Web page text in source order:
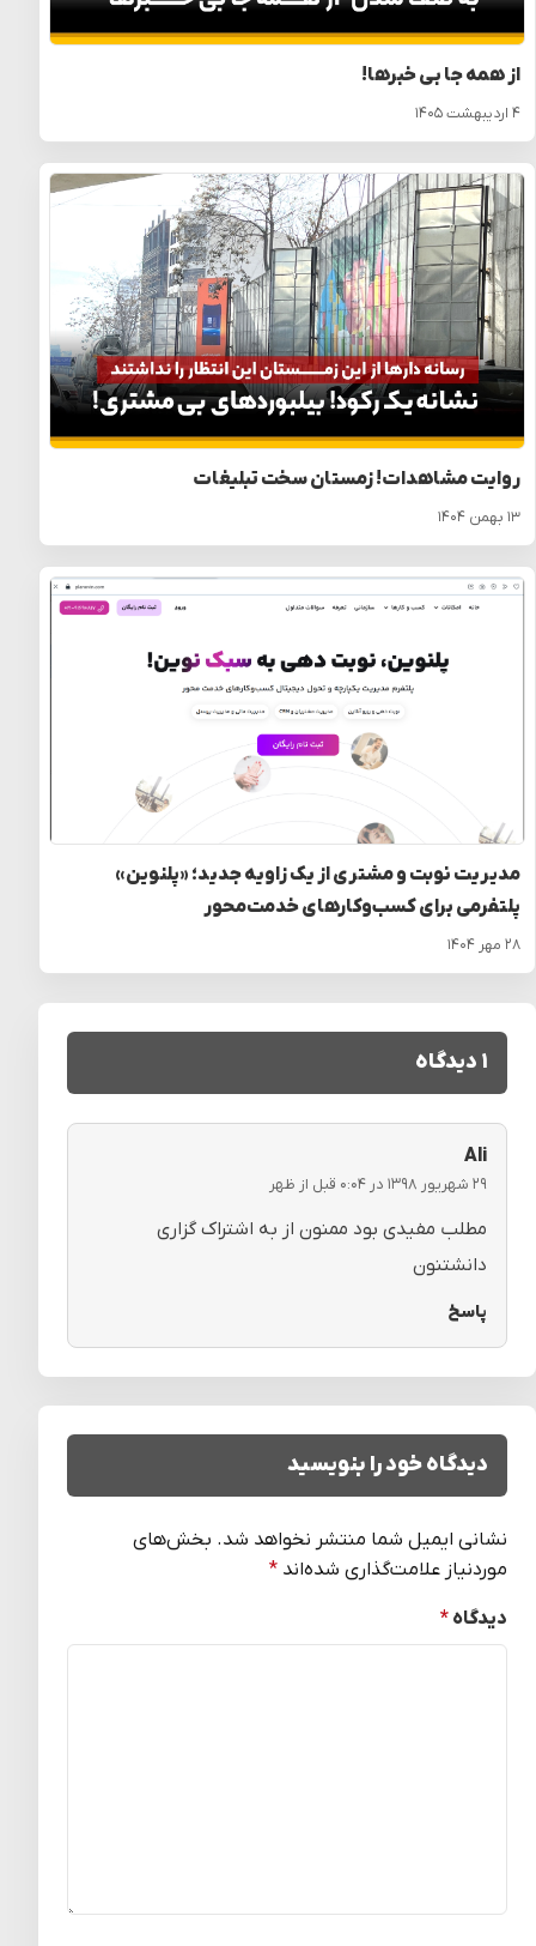
از همه جا بی خبرها!
۴ اردیبهشت ۱۴۰۵
روایت مشاهدات! زمستان سخت تبلیغات
۱۳ بهمن ۱۴۰۴
مدیریت نوبت و مشتری از یک زاویه جدید؛ «پلنوین»
پلتفرمی برای کسب‌وکارهای خدمت‌محور
۲۸ مهر ۱۴۰۴
۱ دیدگاه
Ali
۲۹ شهریور ۱۳۹۸ در ۰:۰۴ قبل از ظهر
مطلب مفیدی بود ممنون از به اشتراک گزاری
دانشتنون
پاسخ
دیدگاه خود را بنویسید
نشانی ایمیل شما منتشر نخواهد شد. بخش‌های
موردنیاز علامت‌گذاری شده‌اند *
دیدگاه *